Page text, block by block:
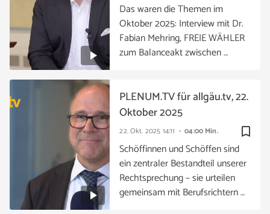
Das waren die Themen im
Oktober 2025: Interview mit Dr.
Fabian Mehring, FREIE WÄHLER
zum Balanceakt zwischen …
bookmark_border
22. Okt. 2025 14:11 04:00 Min.
PLENUM.TV für allgäu.tv, 22.
Oktober 2025
Schöffinnen und Schöffen sind
ein zentraler Bestandteil unserer
Rechtsprechung – sie urteilen
gemeinsam mit Berufsrichtern …